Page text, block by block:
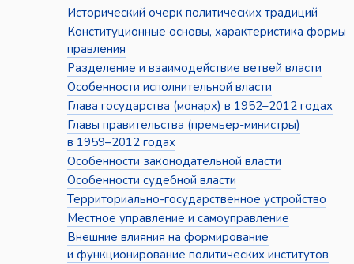
Исторический очерк политических традиций
Конституционные основы, характеристика формы
правления
Разделение и взаимодействие ветвей власти
Особенности исполнительной власти
Глава государства (монарх) в 1952–2012 годах
Главы правительства (премьер-министры)
в 1959–2012 годах
Особенности законодательной власти
Особенности судебной власти
Территориально-государственное устройство
Местное управление и самоуправление
Внешние влияния на формирование
и функционирование политических институтов